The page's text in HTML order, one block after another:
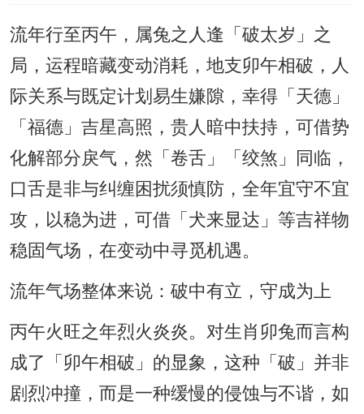
流年行至丙午，属兔之人逢「破太岁」之
局，运程暗藏变动消耗，地支卯午相破，人
际关系与既定计划易生嫌隙，幸得「天德」
「福德」吉星高照，贵人暗中扶持，可借势
化解部分戾气，然「卷舌」「绞煞」同临，
口舌是非与纠缠困扰须慎防，全年宜守不宜
攻，以稳为进，可借「犬来显达」等吉祥物
稳固气场，在变动中寻觅机遇。
流年气场整体来说：破中有立，守成为上
丙午火旺之年烈火炎炎。对生肖卯兔而言构
成了「卯午相破」的显象，这种「破」并非
剧烈冲撞，而是一种缓慢的侵蚀与不谐，如